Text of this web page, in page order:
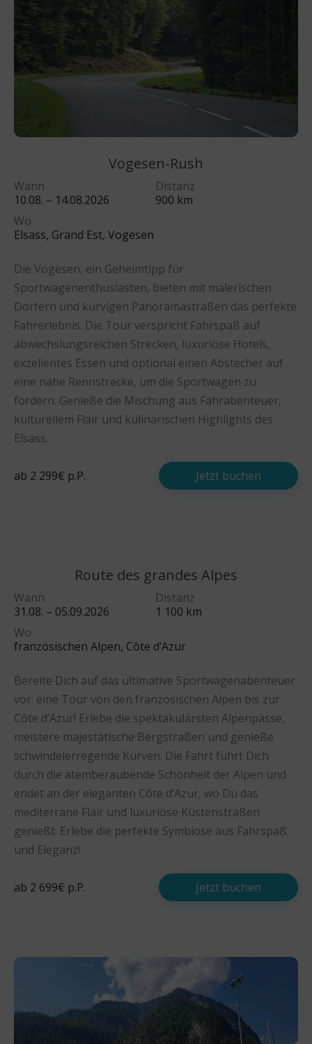
Vogesen-Rush
Wann
10.08. – 14.08.2026
Distanz
900 km
Wo
Elsass, Grand Est, Vogesen
Die Vogesen, ein Geheimtipp für
Sportwagenenthusiasten, bieten mit malerischen
Dörfern und kurvigen Panoramastraßen das perfekte
Fahrerlebnis. Die Tour verspricht Fahrspaß auf
abwechslungsreichen Strecken, luxuriöse Hotels,
exzellentes Essen und optional einen Abstecher auf
eine nahe Rennstrecke, um die Sportwagen zu
fordern. Genieße die Mischung aus Fahrabenteuer,
kulturellem Flair und kulinarischen Highlights des
Elsass.
ab 2 299€ p.P. Jetzt buchen
Route des grandes Alpes
Wann
31.08. – 05.09.2026
Distanz
1 100 km
Wo
französischen Alpen, Côte d’Azur
Bereite Dich auf das ultimative Sportwagenabenteuer
vor: eine Tour von den französischen Alpen bis zur
Côte d’Azur! Erlebe die spektakulärsten Alpenpässe,
meistere majestätische Bergstraßen und genieße
schwindelerregende Kurven. Die Fahrt führt Dich
durch die atemberaubende Schönheit der Alpen und
endet an der eleganten Côte d’Azur, wo Du das
mediterrane Flair und luxuriöse Küstenstraßen
genießt. Erlebe die perfekte Symbiose aus Fahrspaß
und Eleganz!
ab 2 699€ p.P. Jetzt buchen